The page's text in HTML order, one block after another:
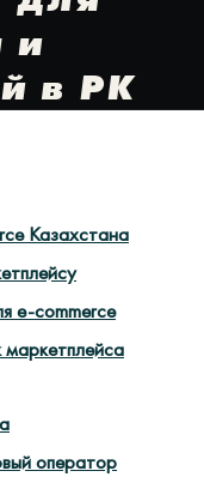
и
в РК
Казахстана
e-commerce
маркетплейса
оператор